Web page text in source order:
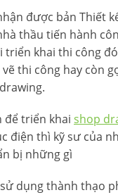
được bản Thiết
thầu tiến hành
triển khai thi công
vẽ thi công hay còn
để triển khai shop
điện thì kỹ sư của
bị những gì
dụng thành thạo